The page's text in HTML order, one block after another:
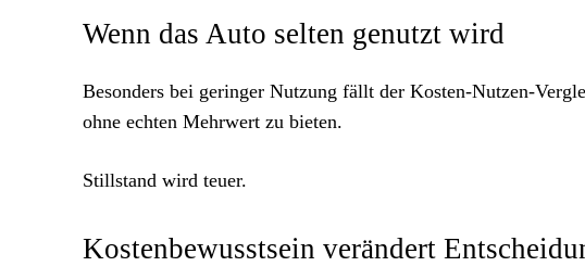
Wenn das Auto selten genutzt wird
Besonders bei geringer Nutzung fällt der Kosten-Nutzen-
ohne echten Mehrwert zu bieten.
Stillstand wird teuer.
Kostenbewusstsein verändert